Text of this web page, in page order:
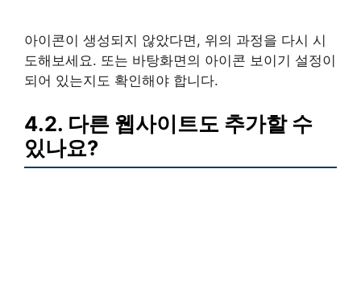
아이콘이 생성되지 않았다면, 위의 과정을 다시 시
도해보세요. 또는 바탕화면의 아이콘 보이기 설정이
되어 있는지도 확인해야 합니다.
4.2. 다른 웹사이트도 추가할 수
있나요?